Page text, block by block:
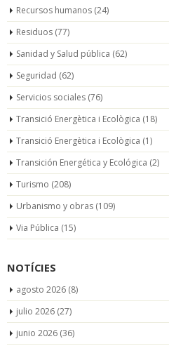
Recursos humanos (24)
Residuos (77)
Sanidad y Salud pública (62)
Seguridad (62)
Servicios sociales (76)
Transició Energètica i Ecològica (18)
Transició Energètica i Ecològica (1)
Transición Energética y Ecológica (2)
Turismo (208)
Urbanismo y obras (109)
Via Pública (15)
NOTÍCIES
agosto 2026 (8)
julio 2026 (27)
junio 2026 (36)